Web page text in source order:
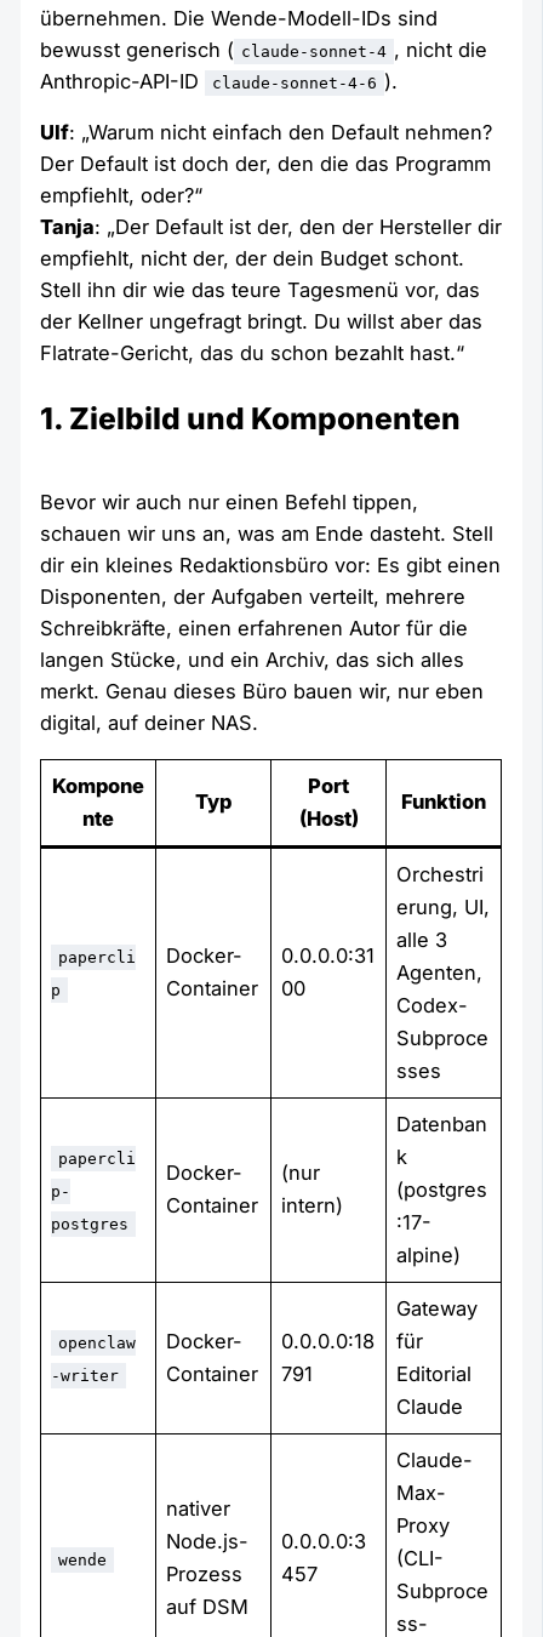
übernehmen. Die Wende-Modell-IDs sind
bewusst generisch ( claude-sonnet-4 , nicht die
Anthropic-API-ID
claude-sonnet-4-6 ).
Ulf: „Warum nicht einfach den Default nehmen?
Der Default ist doch der, den die das Programm
empfiehlt, oder?“
Tanja: „Der Default ist der, den der Hersteller dir
empfiehlt, nicht der, der dein Budget schont.
Stell ihn dir wie das teure Tagesmenü vor, das
der Kellner ungefragt bringt. Du willst aber das
Flatrate-Gericht, das du schon bezahlt hast.“
1. Zielbild und Komponenten
Bevor wir auch nur einen Befehl tippen,
schauen wir uns an, was am Ende dasteht. Stell
dir ein kleines Redaktionsbüro vor: Es gibt einen
Disponenten, der Aufgaben verteilt, mehrere
Schreibkräfte, einen erfahrenen Autor für die
langen Stücke, und ein Archiv, das sich alles
merkt. Genau dieses Büro bauen wir, nur eben
digital, auf deiner NAS.
Kompone
nte
Typ
Port
(Host)
Funktion
papercli
p
Docker-
Container
0.0.0.0:31
00
Orchestri
erung, UI,
alle 3
Agenten,
Codex-
Subproce
sses
papercli
p-
postgres
Docker-
Container
(nur
intern)
Datenban
k
(postgres
:17-
alpine)
openclaw
-writer
Docker-
Container
0.0.0.0:18
791
Gateway
für
Editorial
Claude
wende
nativer
Node.js-
Prozess
auf DSM
0.0.0.0:3
457
Claude-
Max-
Proxy
(CLI-
Subproce
ss-